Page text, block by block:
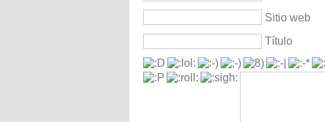
Sitio web
Título